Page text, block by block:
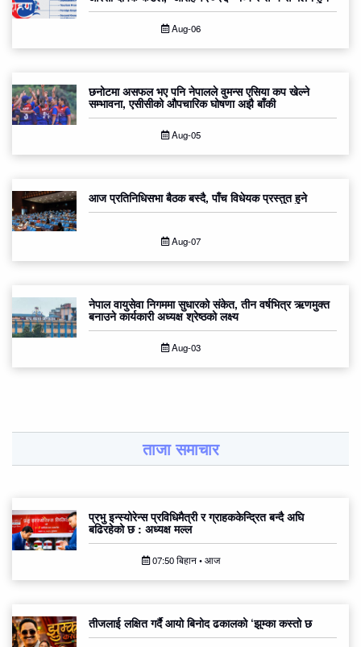
Aug-06
छनोटमा असफल भए पनि नेपालले वुमन्स एसिया कप खेल्ने
सम्भावना, एसीसीको औपचारिक घोषणा अझै बाँकी
Aug-05
आज प्रतिनिधिसभा बैठक बस्दै, पाँच विधेयक प्रस्तुत हुने
Aug-07
नेपाल वायुसेवा निगममा सुधारको संकेत, तीन वर्षभित्र ऋणमुक्त
बनाउने कार्यकारी अध्यक्ष श्रेष्ठको लक्ष्य
Aug-03
ताजा समाचार
प्रभु इन्स्योरेन्स प्रविधिमैत्री र ग्राहककेन्द्रित बन्दै अघि
बढिरहेको छ : अध्यक्ष मल्ल
07:50 बिहान • आज
तीजलाई लक्षित गर्दै आयो बिनोद ढकालको ‘झुम्का कस्तो छ